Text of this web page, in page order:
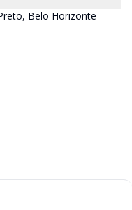
Belo Horizonte -